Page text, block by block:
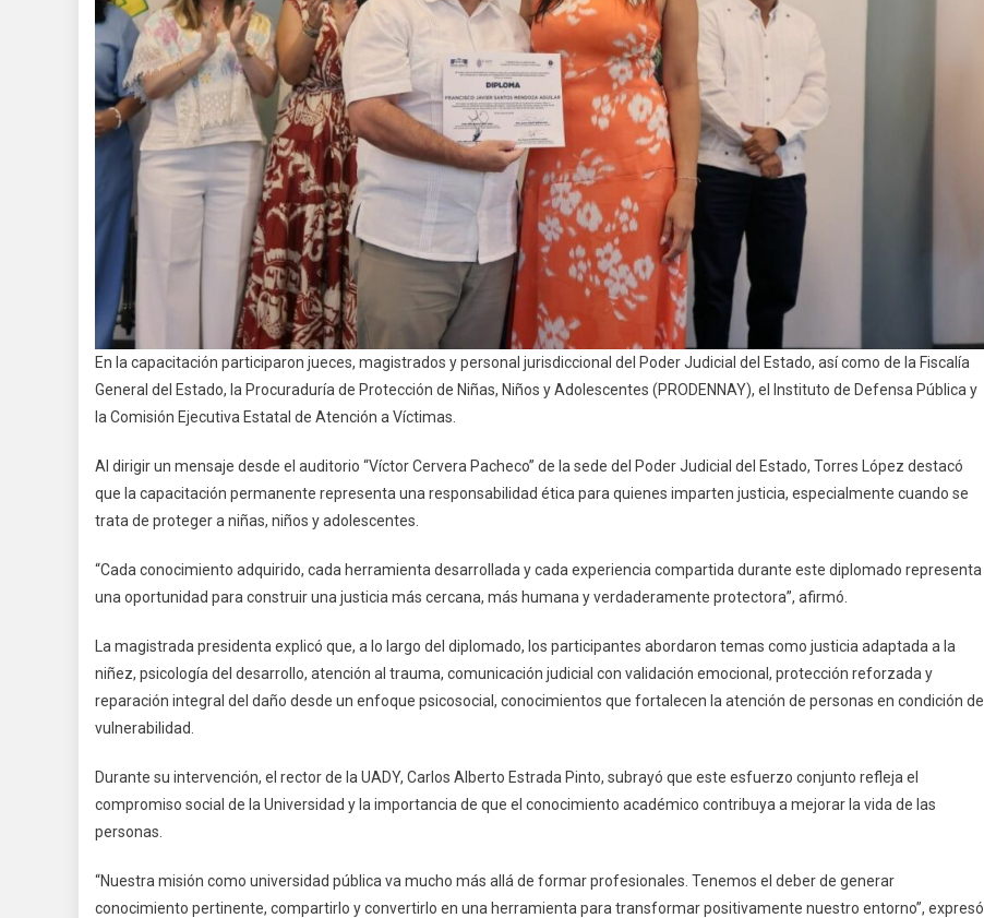
En la capacitación participaron jueces, magistrados y personal jurisdiccional del Poder Judicial del Estado, así como de la Fiscalía
General del Estado, la Procuraduría de Protección de Niñas, Niños y Adolescentes (PRODENNAY), el Instituto de Defensa Pública y
la Comisión Ejecutiva Estatal de Atención a Víctimas.
Al dirigir un mensaje desde el auditorio “Víctor Cervera Pacheco” de la sede del Poder Judicial del Estado, Torres López destacó
que la capacitación permanente representa una responsabilidad ética para quienes imparten justicia, especialmente cuando se
trata de proteger a niñas, niños y adolescentes.
“Cada conocimiento adquirido, cada herramienta desarrollada y cada experiencia compartida durante este diplomado representa
una oportunidad para construir una justicia más cercana, más humana y verdaderamente protectora”, afirmó.
La magistrada presidenta explicó que, a lo largo del diplomado, los participantes abordaron temas como justicia adaptada a la
niñez, psicología del desarrollo, atención al trauma, comunicación judicial con validación emocional, protección reforzada y
reparación integral del daño desde un enfoque psicosocial, conocimientos que fortalecen la atención de personas en condición de
vulnerabilidad.
Durante su intervención, el rector de la UADY, Carlos Alberto Estrada Pinto, subrayó que este esfuerzo conjunto refleja el
compromiso social de la Universidad y la importancia de que el conocimiento académico contribuya a mejorar la vida de las
personas.
“Nuestra misión como universidad pública va mucho más allá de formar profesionales. Tenemos el deber de generar
conocimiento pertinente, compartirlo y convertirlo en una herramienta para transformar positivamente nuestro entorno”, expresó.